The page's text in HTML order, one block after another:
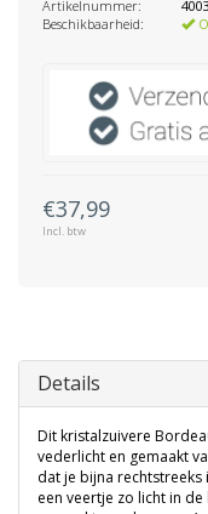
Artikelnummer:
Beschikbaarheid:
€37,99
Incl. btw
Details
Dit kristalzuivere
vederlicht en gemaakt
dat je bijna rechtstreeks
een veertje zo licht in